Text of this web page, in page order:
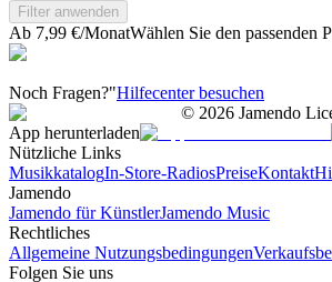
Filter anwenden
Ab 7,99 €/MonatWählen Sie den passenden
Noch Fragen?"Hilfecenter besuchen
© 2026 Jamendo
App herunterladen
Nützliche Links
MusikkatalogIn-Store-RadiosPreiseKontakt
Jamendo
Jamendo für KünstlerJamendo Music
Rechtliches
Allgemeine Nutzungsbedingungen
Folgen Sie uns